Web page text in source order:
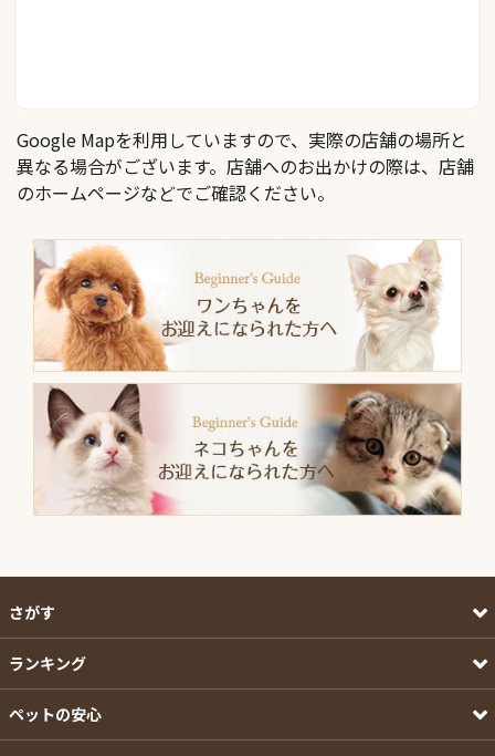
Google Mapを利用していますので、実際の店舗の場所と
異なる場合がございます。店舗へのお出かけの際は、店舗
のホームページなどでご確認ください。
さがす
ランキング
ペットの安心